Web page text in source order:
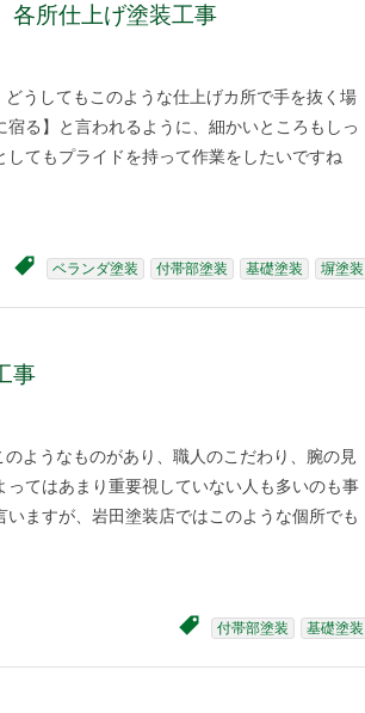
各所仕上げ塗装工事
うしてもこのような仕上げカ所で手を抜く場
る】と言われるように、細かいところもしっ
てもプライドを持って作業をしたいですね
ベランダ塗装 付帯部塗装 基礎塗装 塀塗装
事
ようなものがあり、職人のこだわり、腕の見
てはあまり重要視していない人も多いのも事
ますが、岩田塗装店ではこのような個所でも
付帯部塗装 基礎塗装